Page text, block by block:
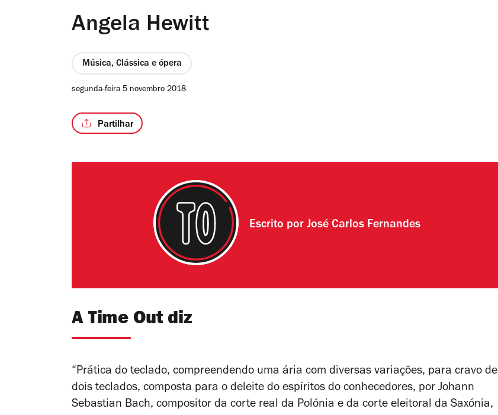
Angela Hewitt
Música, Clássica e ópera
segunda-feira 5 novembro 2018
Partilhar
Escrito por José Carlos Fernandes
A Time Out diz
“Prática do teclado, compreendendo uma ária com diversas variações, para cravo de
dois teclados, composta para o deleite do espíritos do conhecedores, por Johann
Sebastian Bach, compositor da corte real da Polónia e da corte eleitoral da Saxónia,